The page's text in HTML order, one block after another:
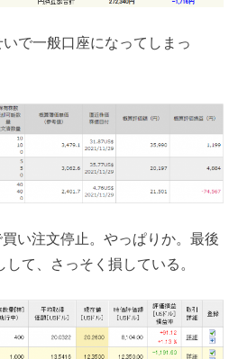
で一般口座になってしまっ
い注文停止。やっぱりか。最後
て、さっそく損している。